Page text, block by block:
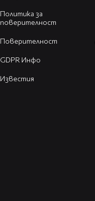
Политика за
поверителност
Поверителност
GDPR Инфо
Известия